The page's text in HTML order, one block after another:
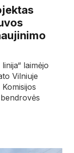
laimėjo
Vilniuje